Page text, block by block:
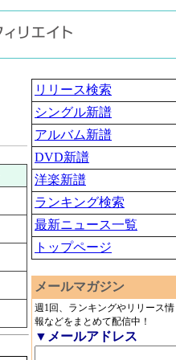
リリース検索
シングル新譜
アルバム新譜
DVD新譜
洋楽新譜
ランキング検索
最新ニュース一覧
トップページ
メールマガジン
週1回、ランキングやリリース情
報などをまとめて配信中！
▼メールアドレス